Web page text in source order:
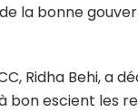
la bonne
Ridha Behi, a
bon escient les